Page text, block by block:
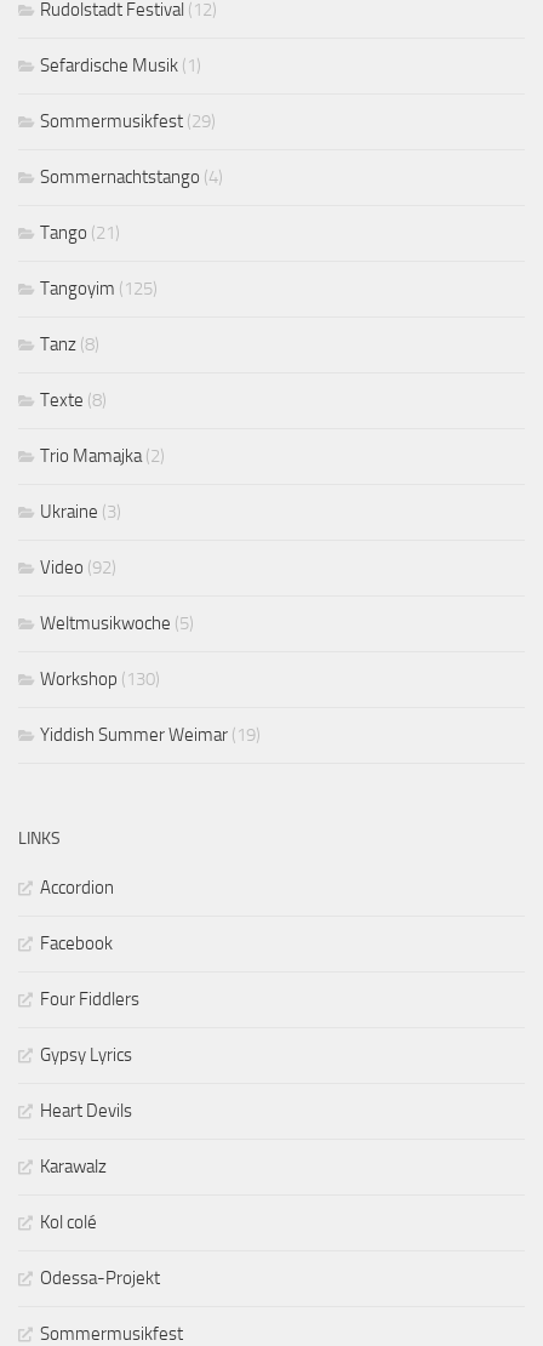
Rudolstadt Festival (12)
Sefardische Musik (1)
Sommermusikfest (29)
Sommernachtstango (4)
Tango (21)
Tangoyim (125)
Tanz (8)
Texte (8)
Trio Mamajka(2)
Ukraine (3)
Video (92)
Weltmusikwoche (5)
Workshop (130)
Yiddish Summer Weimar (19)
LINKS
Accordion
Facebook
Four Fiddlers
Gypsy Lyrics
Heart Devils
Karawalz
Kol colé
Odessa-Projekt
Sommermusikfest